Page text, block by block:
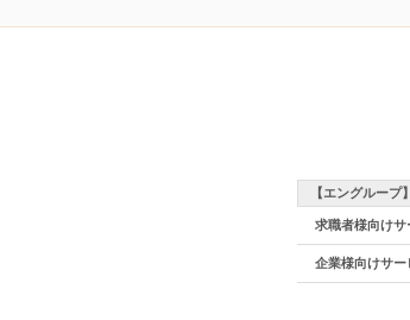
【エングループ
求職者様向けサ
企業様向けサー